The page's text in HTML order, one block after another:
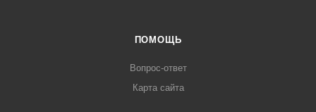
ПОМОЩЬ
Вопрос-ответ
Карта сайта